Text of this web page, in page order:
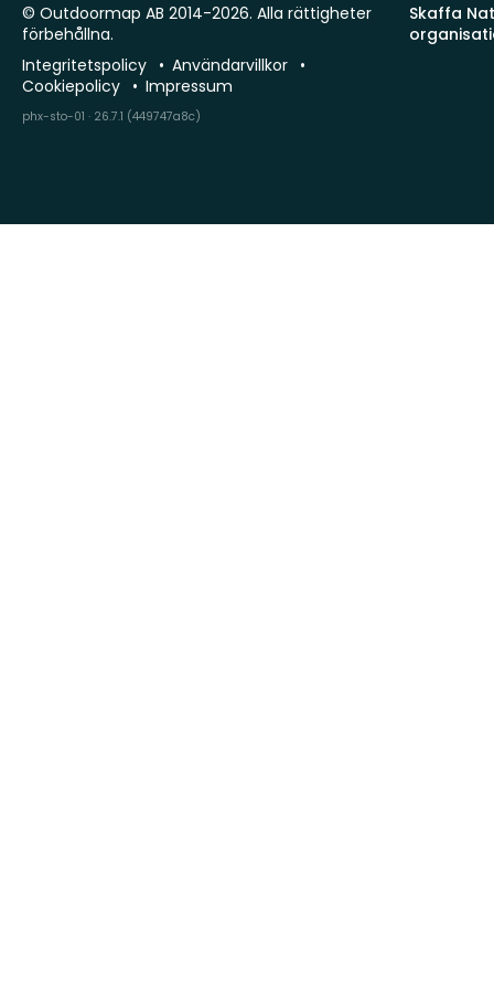
Skaffa
© Outdoormap AB 2014-2026. Alla rättigheter
förbehållna.
Integritetspolicy
Användarvillkor
Cookiepolicy
Impressum
phx-sto-01 · 26.7.1 (449747a8c)